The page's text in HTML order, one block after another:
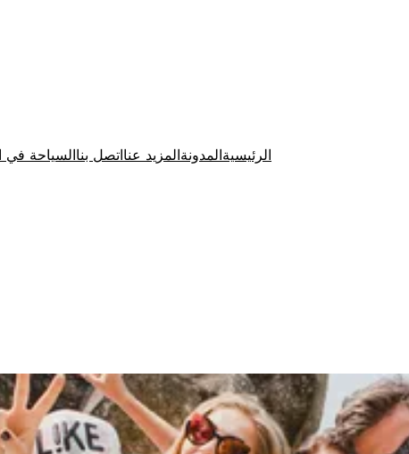
الرئيسيةالمدونةالمزيد عنااتصل بناالسياحة في